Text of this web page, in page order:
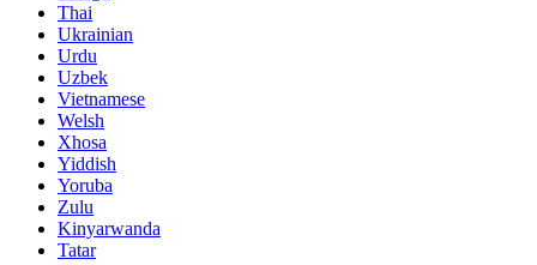
Thai
Ukrainian
Urdu
Uzbek
Vietnamese
Welsh
Xhosa
Yiddish
Yoruba
Zulu
Kinyarwanda
Tatar